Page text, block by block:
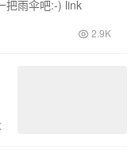
把雨伞吧:-) link
2.9K